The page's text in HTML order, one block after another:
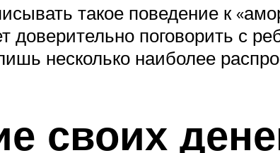
такое поведение к
доверительно поговорить с
несколько наиболее
своих